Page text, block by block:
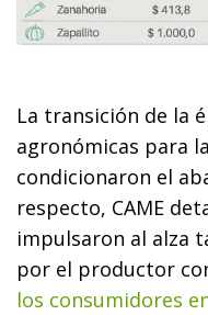
La transición de la
agronómicas para
condicionaron el
respecto, CAME
impulsaron al alza
por el productor
los consumidores